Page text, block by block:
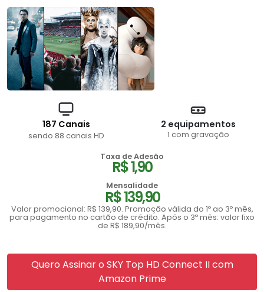
187 Canais
sendo 88 canais HD
2 equipamentos
1 com gravação
Taxa de Adesão
R$ 1,90
Mensalidade
R$ 139,90
Valor promocional: R$ 139,90. Promoção válida do 1º ao 3º mês,
para pagamento no cartão de crédito. Após o 3º mês: valor fixo
de R$ 189,90/mês.
Quero Assinar o SKY Top HD Connect II com
Amazon Prime